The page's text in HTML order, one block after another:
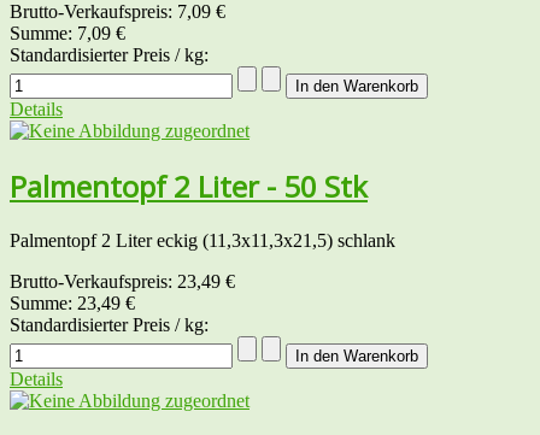
Brutto-Verkaufspreis: 7,09 €
Summe: 7,09 €
Standardisierter Preis / kg:
Details
Palmentopf 2 Liter - 50 Stk
Palmentopf 2 Liter eckig (11,3x11,3x21,5) schlank
Brutto-Verkaufspreis: 23,49 €
Summe: 23,49 €
Standardisierter Preis / kg:
Details